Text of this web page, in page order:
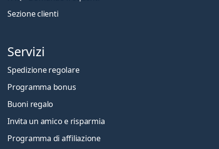
Sezione clienti
Servizi
Spedizione regolare
Programma bonus
Buoni regalo
Invita un amico e risparmia
Programma di affiliazione